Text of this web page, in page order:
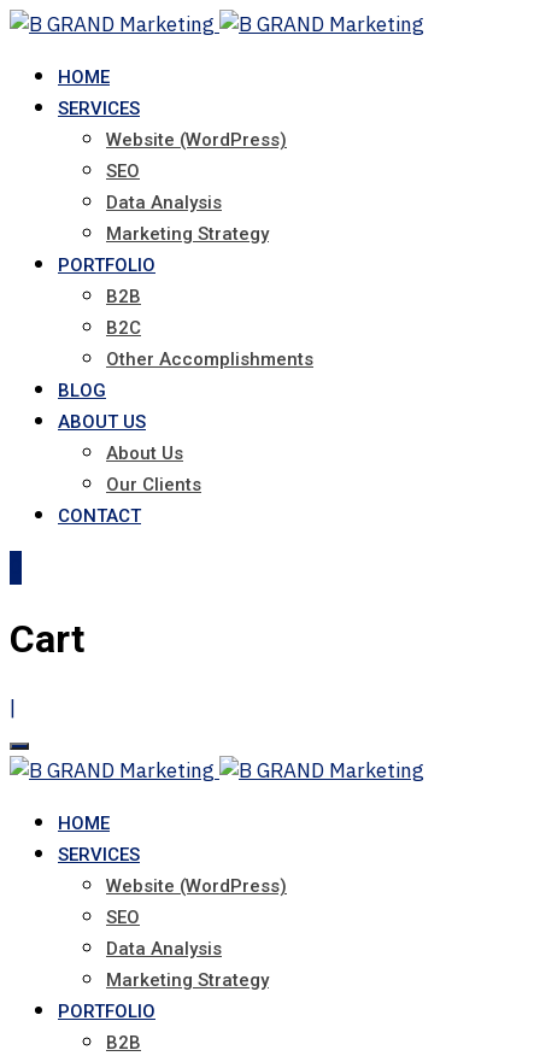
Skip
contentHOME
SERVICES
Website (WordPress)
SEO
Data Analysis
Marketing Strategy
PORTFOLIO
B2B
B2C
Other Accomplishments
BLOG
ABOUT US
About Us
Our Clients
CONTACT
Cart
|
HOME
SERVICES
Website (WordPress)
SEO
Data Analysis
Marketing Strategy
PORTFOLIO
B2B